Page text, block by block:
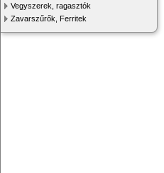
Vegyszerek, ragasztók
Zavarszűrők, Ferritek